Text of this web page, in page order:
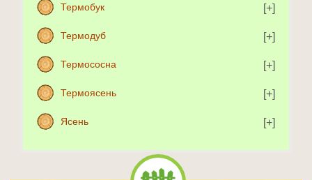
Термобук
Термодуб
Термососна
Термоясень
Ясень